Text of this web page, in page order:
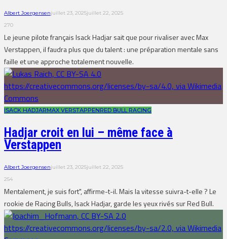
Albert Joergensenjuillet 23, 2025juillet 22, 2025
270
Le jeune pilote français Isack Hadjar sait que pour rivaliser avec Max
Verstappen, il faudra plus que du talent : une préparation mentale sans
faille et une approche totalement nouvelle.
ISACK HADJARMAX VERSTAPPENRED BULL RACING
Hadjar croit en lui – même face à
Verstappen
Albert Joergensenjuillet 23, 2025juillet 22, 2025
254
Mentalement, je suis fort", affirme-t-il. Mais la vitesse suivra-t-elle ? Le
rookie de Racing Bulls, Isack Hadjar, garde les yeux rivés sur Red Bull.